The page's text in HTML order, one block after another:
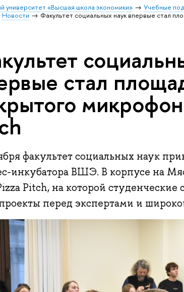
университет «Высшая школа экономики» Учебные
Новости Факультет социальных наук впервые стал
стал
факультет социальных наук
инкубатора ВШЭ. В корпусе на
Pitch, на которой студенческие
перед экспертами и